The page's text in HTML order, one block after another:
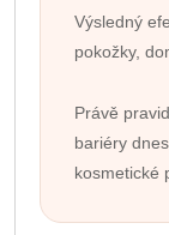
Výsledný
pokožky,
Právě
bariéry
kosmetické